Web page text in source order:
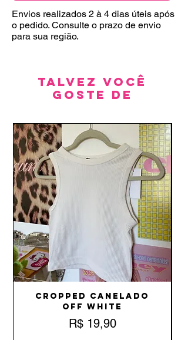
Envios realizados 2 à 4 dias úteis após
o pedido. Consulte o prazo de envio
para sua região.
Talvez você
goste de
Cropped Canelado
Off White
Preço
R$ 19,90